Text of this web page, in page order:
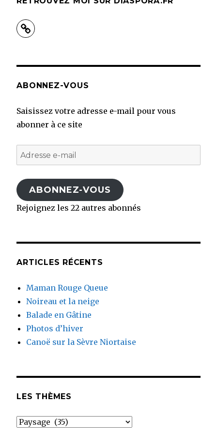
ABONNEZ-VOUS
Saisissez votre adresse e-mail pour vous
abonner à ce site
Adresse
e-
mail
ABONNEZ-VOUS
Rejoignez les 22 autres abonnés
ARTICLES RÉCENTS
Maman Rouge Queue
Noireau et la neige
Balade en Gâtine
Photos d’hiver
Canoë sur la Sèvre Niortaise
LES THÈMES
Les